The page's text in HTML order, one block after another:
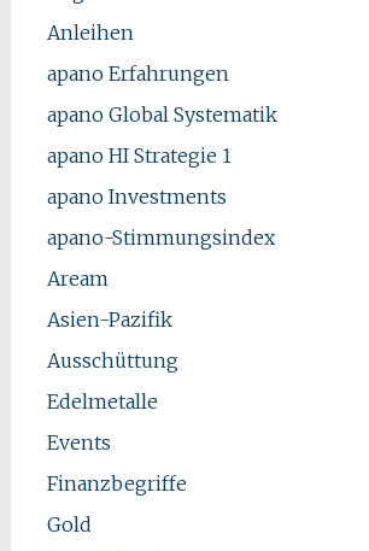
Anleihen
apano Erfahrungen
apano Global Systematik
apano HI Strategie 1
apano Investments
apano-Stimmungsindex
Aream
Asien-Pazifik
Ausschüttung
Edelmetalle
Events
Finanzbegriffe
Gold